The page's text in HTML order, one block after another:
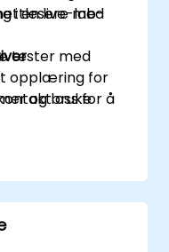
med
tester med
og bruke
i en live-lab-
opplæring for
oss for å